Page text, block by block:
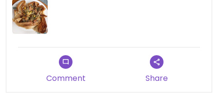
Updated from previous review on 2022-12-09
Comment Share